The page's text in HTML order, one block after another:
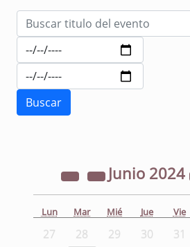
Junio 2024
Lun Mar Mié Jue Vie
27 28 29 30 31